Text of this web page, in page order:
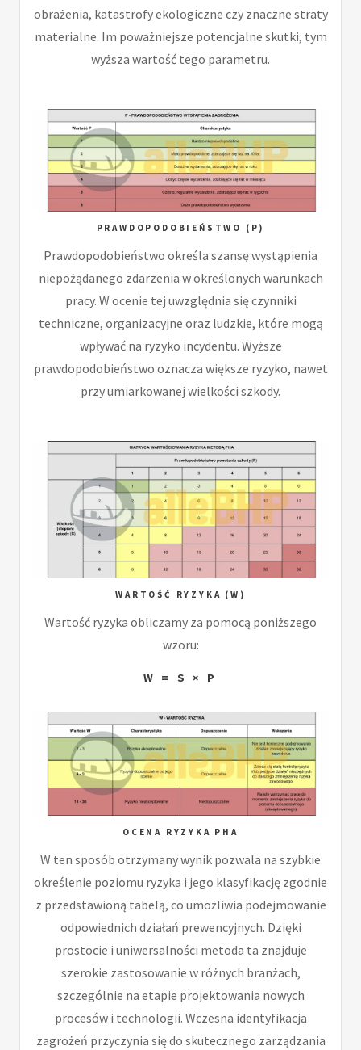
obrażenia, katastrofy ekologiczne czy znaczne straty
materialne. Im poważniejsze potencjalne skutki, tym
wyższa wartość tego parametru.
PRAWDOPODOBIEŃSTWO (P)
Prawdopodobieństwo określa szansę wystąpienia
niepożądanego zdarzenia w określonych warunkach
pracy. W ocenie tej uwzględnia się czynniki
techniczne, organizacyjne oraz ludzkie, które mogą
wpływać na ryzyko incydentu. Wyższe
prawdopodobieństwo oznacza większe ryzyko, nawet
przy umiarkowanej wielkości szkody.
WARTOŚĆ RYZYKA (W)
Wartość ryzyka obliczamy za pomocą poniższego
wzoru:
W = S × P
OCENA RYZYKA PHA
W ten sposób otrzymany wynik pozwala na szybkie
określenie poziomu ryzyka i jego klasyfikację zgodnie
z przedstawioną tabelą, co umożliwia podejmowanie
odpowiednich działań prewencyjnych. Dzięki
prostocie i uniwersalności metoda ta znajduje
szerokie zastosowanie w różnych branżach,
szczególnie na etapie projektowania nowych
procesów i technologii. Wczesna identyfikacja
zagrożeń przyczynia się do skutecznego zarządzania